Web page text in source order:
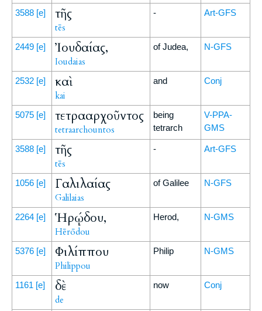
3588 [e] τῆς
tēs
- Art-GFS
2449 [e] Ἰουδαίας,
Ioudaias
of Judea, N-GFS
2532 [e] καὶ
kai
and Conj
5075 [e] τετρααρχοῦντος
tetraarchountos
being
tetrarch
V-PPA-
GMS
3588 [e] τῆς
tēs
- Art-GFS
1056 [e] Γαλιλαίας
Galilaias
of Galilee N-GFS
2264 [e] Ἡρῴδου,
Hērōdou
Herod, N-GMS
5376 [e] Φιλίππου
Philippou
Philip N-GMS
1161 [e] δὲ
de
now Conj